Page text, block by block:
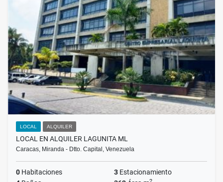
LOCAL ALQUILER
LOCAL EN ALQUILER LAGUNITA ML
Caracas, Miranda - Dtto. Capital, Venezuela
0 Habitaciones 3 Estacionamiento